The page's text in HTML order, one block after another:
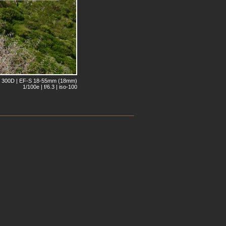
300D | EF-S 18-55mm (18mm)
1/100e | f/6.3 | iso-100